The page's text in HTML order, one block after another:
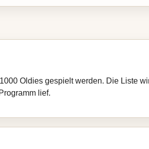
Oldies gespielt werden. Die Liste
lief.